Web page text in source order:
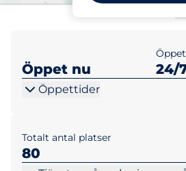
Öppet nu
Öppet
24/
Öppettider
Totalt antal platser
80